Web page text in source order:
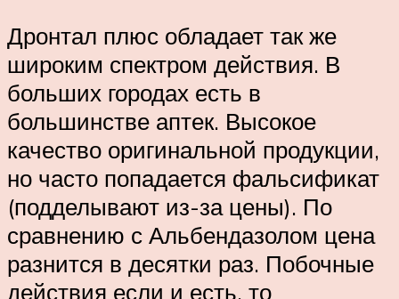
Дронтал плюс обладает так же
широким спектром действия. В
больших городах есть в
большинстве аптек. Высокое
качество оригинальной продукции,
но часто попадается фальсификат
(подделывают из-за цены). По
сравнению с Альбендазолом цена
разнится в десятки раз. Побочные
действия если и есть, то